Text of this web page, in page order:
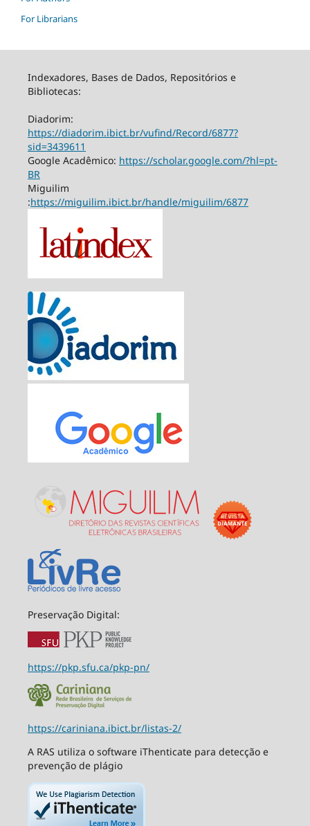
For Librarians
Indexadores, Bases de Dados, Repositórios e
Bibliotecas:
Diadorim:
https://diadorim.ibict.br/vufind/Record/6877?
sid=3439611
Google Acadêmico: https://scholar.google.com/?hl=pt-
BR
Miguilim
:https://miguilim.ibict.br/handle/miguilim/6877
Preservação Digital:
https://pkp.sfu.ca/pkp-pn/
https://cariniana.ibict.br/listas-2/
A RAS utiliza o software iThenticate para detecção e
prevenção de plágio